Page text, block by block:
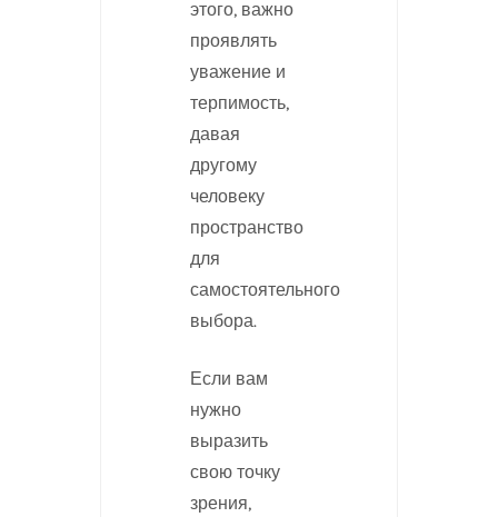
этого, важно
проявлять
уважение и
терпимость,
давая
другому
человеку
пространство
для
самостоятельного
выбора.
Если вам
нужно
выразить
свою точку
зрения,